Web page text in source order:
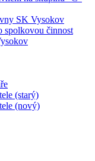
SK Vysokov
spolkovou činnost
(starý)
(nový)